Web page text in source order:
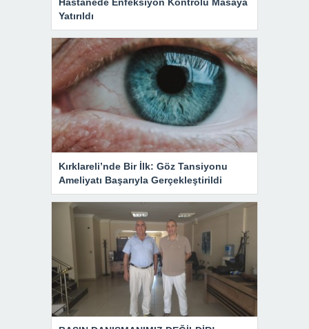
Yatırıldı
Kırklareli’nde Bir İlk: Göz Tansiyonu
Ameliyatı Başarıyla Gerçekleştirildi